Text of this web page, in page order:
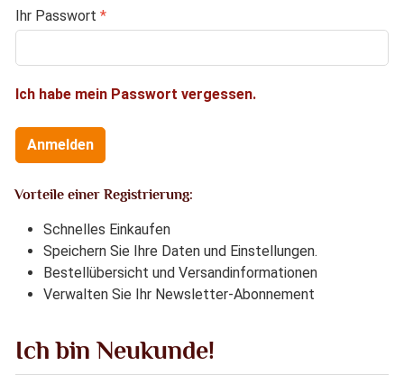
Ihr Passwort *
Ich habe mein Passwort vergessen.
Anmelden
Vorteile einer Registrierung:
Schnelles Einkaufen
Speichern Sie Ihre Daten und Einstellungen.
Bestellübersicht und Versandinformationen
Verwalten Sie Ihr Newsletter-Abonnement
Ich bin Neukunde!